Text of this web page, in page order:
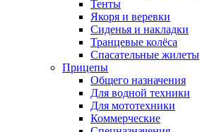
Тенты
Якоря и веревки
Сиденья и накладки
Транцевые колёса
Спасательные жилеты
Прицепы
Общего назначения
Для водной техники
Для мототехники
Коммерческие